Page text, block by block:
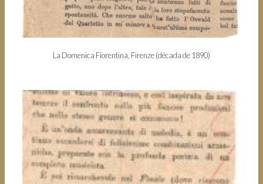
La Domenica Fiorentina, Firenze (década de 1890)